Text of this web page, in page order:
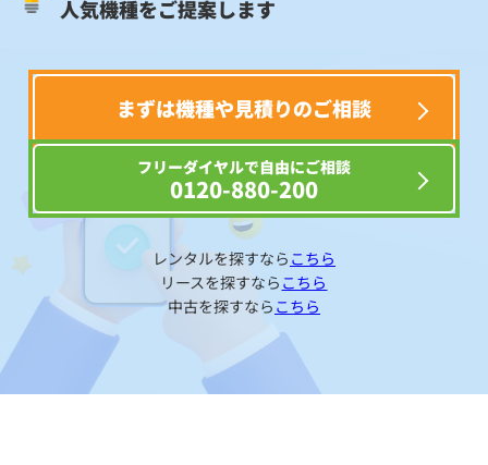
人気機種をご提案します
まずは機種や見積りのご相談
フリーダイヤルで自由にご相談
0120-880-200
レンタルを探すなら こちら
リースを探すなら こちら
中古を探すなら こちら